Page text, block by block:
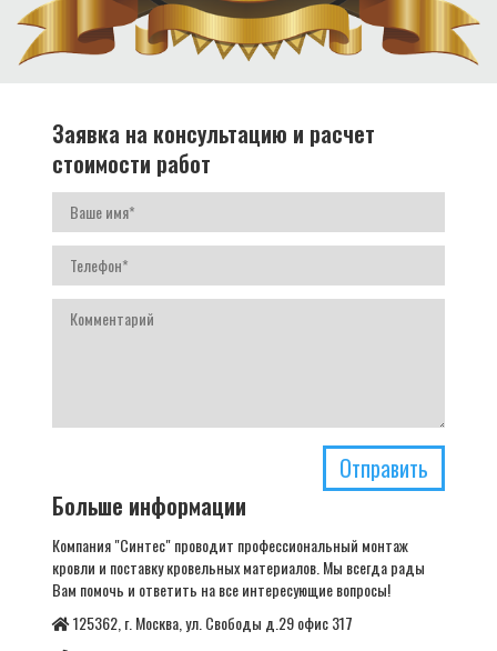
Заявка на консультацию и расчет
стоимости работ
Отправить
Больше информации
Компания "Синтес" проводит профессиональный монтаж
кровли и поставку кровельных материалов. Мы всегда рады
Вам помочь и ответить на все интересующие вопросы!
125362, г. Москва, ул. Свободы д.29 офис 317